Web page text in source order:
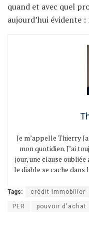
quand et avec quel
aujourd’hui évidente
Je m’appelle Thierry
mon quotidien. J’ai
jour, une clause
le diable se cache
Tags: crédit immobilier
PER pouvoir d'achat